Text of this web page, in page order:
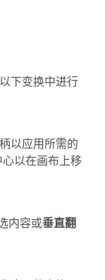
下变换中进行
以应用所需的
以在画布上移
内容或垂直翻